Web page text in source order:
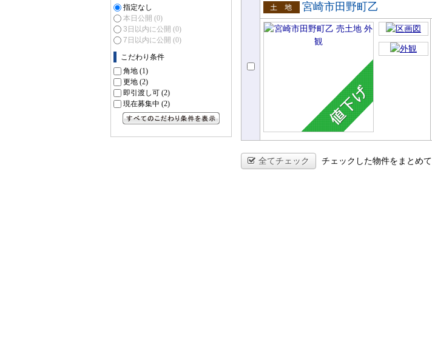
指定なし
本日公開 (0)
3日以内に公開 (0)
7日以内に公開 (0)
こだわり条件
角地 (1)
更地 (2)
即引渡し可 (2)
現在募集中 (2)
売土地
宮崎市田野町乙
全てチェック チェックした物件をまとめて